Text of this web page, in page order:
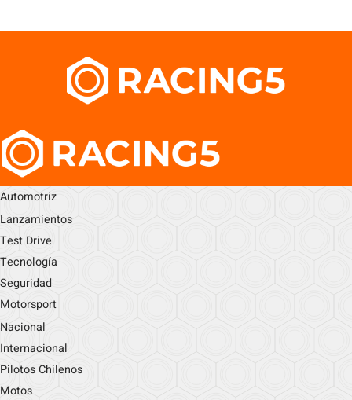
Automotriz
Lanzamientos
Test Drive
Tecnología
Seguridad
Motorsport
Nacional
Internacional
Pilotos Chilenos
Motos